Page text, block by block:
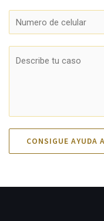
CONSIGUE AYUDA